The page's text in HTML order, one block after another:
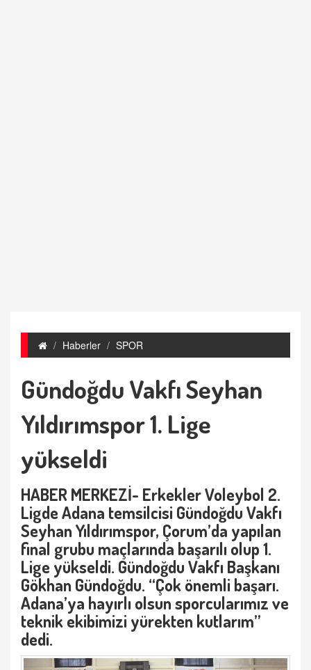
Haberler SPOR
Gündoğdu Vakfı Seyhan
Yıldırımspor 1. Lige
yükseldi
HABER MERKEZİ- Erkekler Voleybol 2.
Ligde Adana temsilcisi Gündoğdu Vakfı
Seyhan Yıldırımspor, Çorum’da yapılan
final grubu maçlarında başarılı olup 1.
Lige yükseldi. Gündoğdu Vakfı Başkanı
Gökhan Gündoğdu. “Çok önemli başarı.
Adana’ya hayırlı olsun sporcularımız ve
teknik ekibimizi yürekten kutlarım”
dedi.